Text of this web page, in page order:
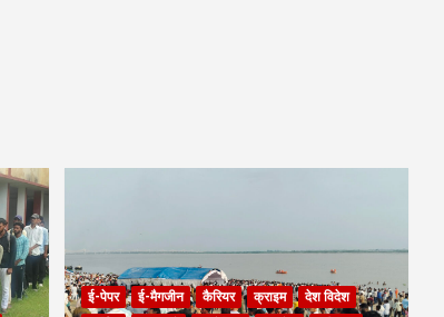
ई-पेपर ई-मैगजीन कैरियर क्राइम
देश विदेश